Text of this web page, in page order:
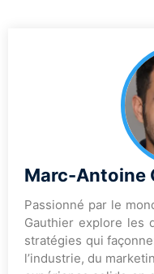
Marc-Antoine
Passionné par le
Gauthier explore les
stratégies qui
l’industrie, du